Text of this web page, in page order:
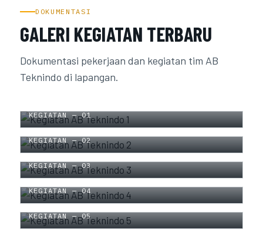
DOKUMENTASI
GALERI KEGIATAN TERBARU
Dokumentasi pekerjaan dan kegiatan tim AB
Teknindo di lapangan.
KEGIATAN — 01
KEGIATAN — 02
KEGIATAN — 03
KEGIATAN — 04
KEGIATAN — 05